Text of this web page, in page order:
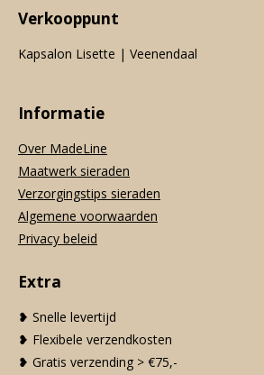
Verkooppunt
Kapsalon Lisette | Veenendaal
Informatie
Over MadeLine
Maatwerk sieraden
Verzorgingstips sieraden
Algemene voorwaarden
Privacy beleid
Extra
❥ Snelle levertijd
❥ Flexibele verzendkosten
❥ Gratis verzending > €75,-